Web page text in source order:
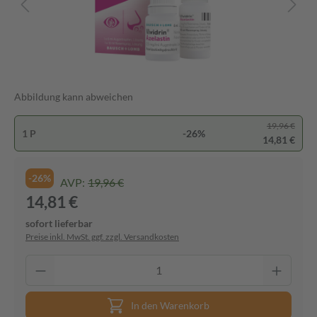
Abbildung kann abweichen
1 P -26%
19,96 €
14,81 €
-26% AVP: 19,96 €
14,81 €
sofort lieferbar
Preise inkl. MwSt. ggf. zzgl. Versandkosten
In den Warenkorb